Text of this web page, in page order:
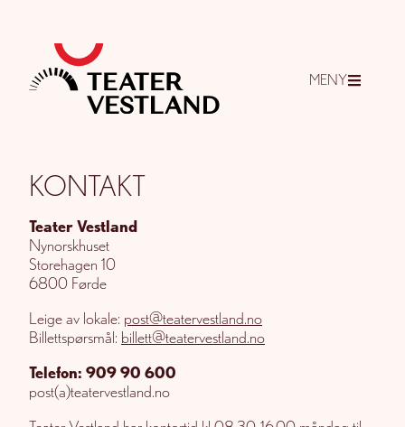
MENY
KONTAKT
Teater Vestland
Nynorskhuset
Storehagen 10
6800 Førde
Leige av lokale: post@teatervestland.no
Billettspørsmål: billett@teatervestland.no
Telefon: 909 90 600
post(a)teatervestland.no